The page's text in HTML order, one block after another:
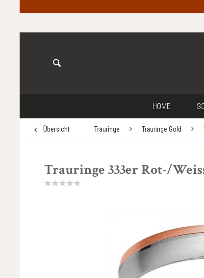
HOME
Übersicht Trauringe Trauringe Gold
Trauringe 333er Rot-/